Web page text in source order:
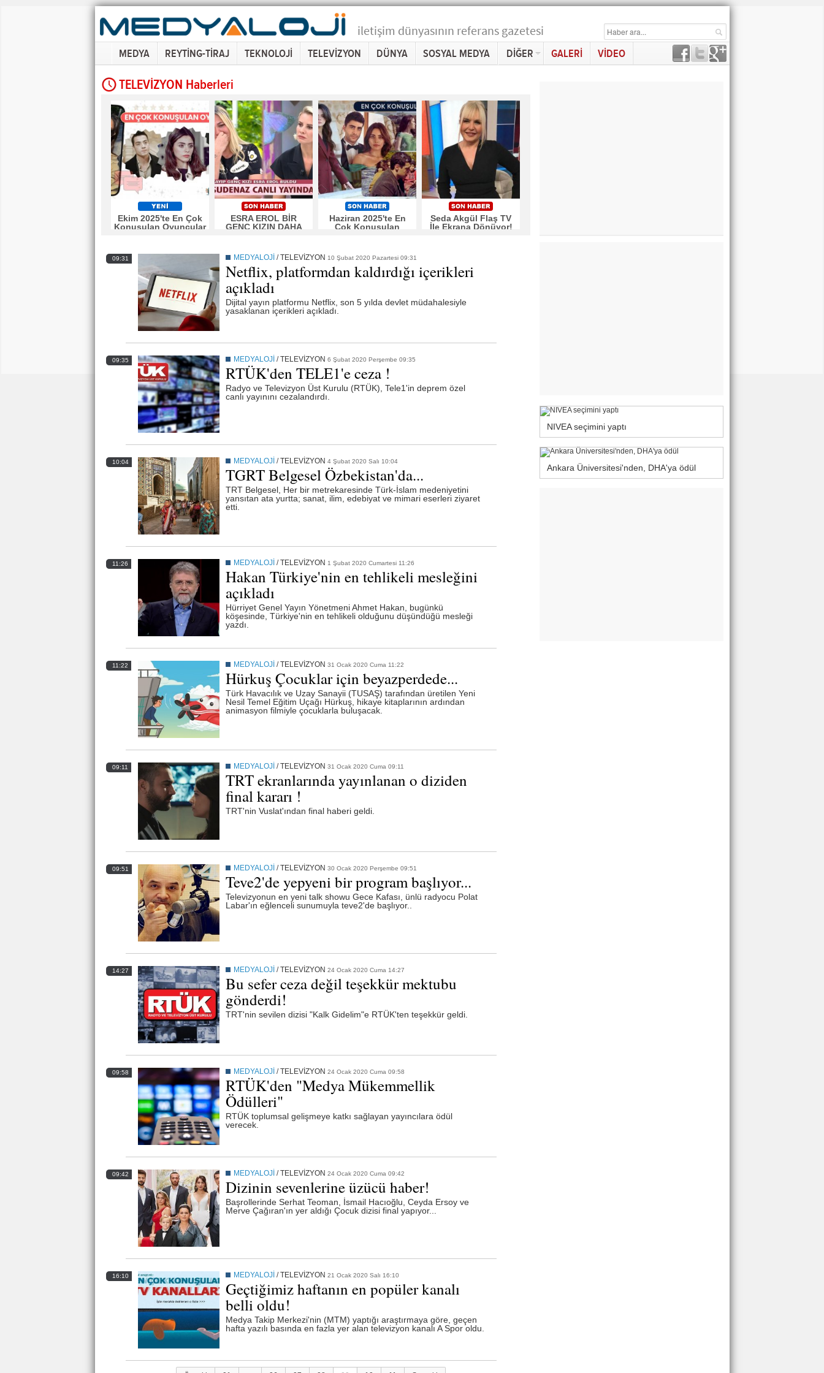
iletişim dünyasının referans gazetesi
MEDYA REYTİNG-TİRAJ TEKNOLOJİ TELEVİZYON DÜNYA SOSYAL MEDYA DİĞER GALERİ VİDEO
TELEVİZYON Haberleri
Ekim 2025'te En Çok
Konuşulan Oyuncular
ESRA EROL BİR
GENÇ KIZIN DAHA
Haziran 2025'te En
Çok Konuşulan
Seda Akgül Flaş TV
İle Ekrana Dönüyor!
MEDYALOJİ/TELEVİZYON 10 Şubat 2020 Pazartesi 09:31
Netflix, platformdan kaldırdığı içerikleri
açıkladı
Dijital yayın platformu Netflix, son 5 yılda devlet müdahalesiyle
yasaklanan içerikleri açıkladı.
09:31
MEDYALOJİ/TELEVİZYON 6 Şubat 2020 Perşembe 09:35
RTÜK'den TELE1'e ceza !
Radyo ve Televizyon Üst Kurulu (RTÜK), Tele1'in deprem özel
canlı yayınını cezalandırdı.
09:35
MEDYALOJİ/TELEVİZYON 4 Şubat 2020 Salı 10:04
TGRT Belgesel Özbekistan'da...
TRT Belgesel, Her bir metrekaresinde Türk-İslam medeniyetini
yansıtan ata yurtta; sanat, ilim, edebiyat ve mimari eserleri ziyaret
etti.
10:04
MEDYALOJİ/TELEVİZYON 1 Şubat 2020 Cumartesi 11:26
Hakan Türkiye'nin en tehlikeli mesleğini
açıkladı
Hürriyet Genel Yayın Yönetmeni Ahmet Hakan, bugünkü
köşesinde, Türkiye'nin en tehlikeli olduğunu düşündüğü mesleği
yazdı.
11:26
MEDYALOJİ/TELEVİZYON 31 Ocak 2020 Cuma 11:22
Hürkuş Çocuklar için beyazperdede...
Türk Havacılık ve Uzay Sanayii (TUSAŞ) tarafından üretilen Yeni
Nesil Temel Eğitim Uçağı Hürkuş, hikaye kitaplarının ardından
animasyon filmiyle çocuklarla buluşacak.
11:22
MEDYALOJİ/TELEVİZYON 31 Ocak 2020 Cuma 09:11
TRT ekranlarında yayınlanan o diziden
final kararı !
TRT'nin Vuslat'ından final haberi geldi.
09:11
MEDYALOJİ/TELEVİZYON 30 Ocak 2020 Perşembe 09:51
Teve2'de yepyeni bir program başlıyor...
Televizyonun en yeni talk showu Gece Kafası, ünlü radyocu Polat
Labar'ın eğlenceli sunumuyla teve2'de başlıyor..
09:51
MEDYALOJİ/TELEVİZYON 24 Ocak 2020 Cuma 14:27
Bu sefer ceza değil teşekkür mektubu
gönderdi!
TRT'nin sevilen dizisi "Kalk Gidelim"e RTÜK'ten teşekkür geldi.
14:27
MEDYALOJİ/TELEVİZYON 24 Ocak 2020 Cuma 09:58
RTÜK'den "Medya Mükemmellik
Ödülleri"
RTÜK toplumsal gelişmeye katkı sağlayan yayıncılara ödül
verecek.
09:58
MEDYALOJİ/TELEVİZYON 24 Ocak 2020 Cuma 09:42
Dizinin sevenlerine üzücü haber!
Başrollerinde Serhat Teoman, İsmail Hacıoğlu, Ceyda Ersoy ve
Merve Çağıran'ın yer aldığı Çocuk dizisi final yapıyor...
09:42
MEDYALOJİ/TELEVİZYON 21 Ocak 2020 Salı 16:10
Geçtiğimiz haftanın en popüler kanalı
belli oldu!
Medya Takip Merkezi'nin (MTM) yaptığı araştırmaya göre, geçen
hafta yazılı basında en fazla yer alan televizyon kanalı A Spor oldu.
16:10
NIVEA seçimini yaptı
Ankara Üniversitesi'nden, DHA'ya ödül